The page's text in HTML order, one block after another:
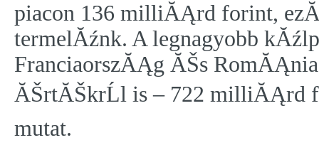
piacon 136 milliĂĄrd forint,
termelĂźnk. A legnagyobb
FranciaorszĂĄg ĂŠs
ĂŠrtĂŠkrĹl is – 722 milliĂĄrd
mutat.